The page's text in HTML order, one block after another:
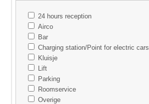
24 hours reception
Airco
Bar
Charging station/Point for electric cars
Kluisje
Lift
Parking
Roomservice
Overige